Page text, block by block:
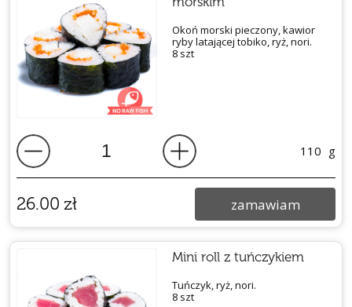
Okoń morski pieczony, kawior
ryby latającej tobiko, ryż, nori.
8 szt
110 g
26.00 zł zamawiam
Mini roll z tuńczykiem
Tuńczyk, ryż, nori.
8 szt